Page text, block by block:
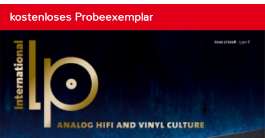
kostenloses Probeexemplar